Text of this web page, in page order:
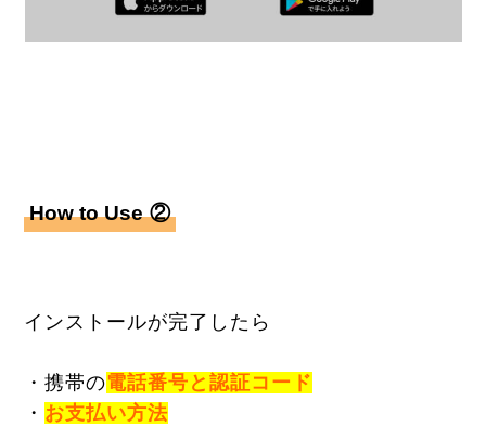
How to Use ②
インストールが完了したら
・携帯の電話番号と認証コード
・ お支払い方法